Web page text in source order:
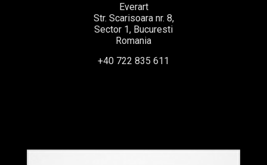
Everart
Str. Scarisoara nr. 8,
Sector 1, Bucuresti
Romania
+40 722 835 611